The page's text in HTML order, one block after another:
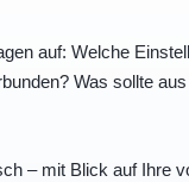
auf: Welche
Was sollte
– mit Blick auf Ihre